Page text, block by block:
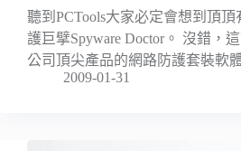
聽到PCTools大家必定會想到頂
護巨擘Spyware Doctor。 沒錯，
公司頂尖產品的網路防護套裝軟
2009-01-31